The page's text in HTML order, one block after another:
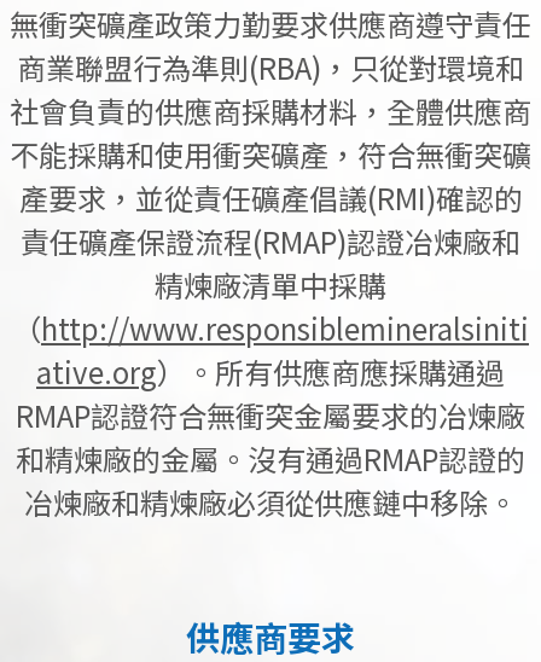
無衝突礦產政策力勤要求供應商遵守責任
商業聯盟行為準則(RBA)，只從對環境和
社會負責的供應商採購材料，全體供應商
不能採購和使用衝突礦產，符合無衝突礦
產要求，並從責任礦產倡議(RMI)確認的
責任礦產保證流程(RMAP)認證冶煉廠和
精煉廠清單中採購
（http://www.responsiblemineralsiniti
ative.org）。所有供應商應採購通過
RMAP認證符合無衝突金屬要求的冶煉廠
和精煉廠的金屬。沒有通過RMAP認證的
冶煉廠和精煉廠必須從供應鏈中移除。
供應商要求